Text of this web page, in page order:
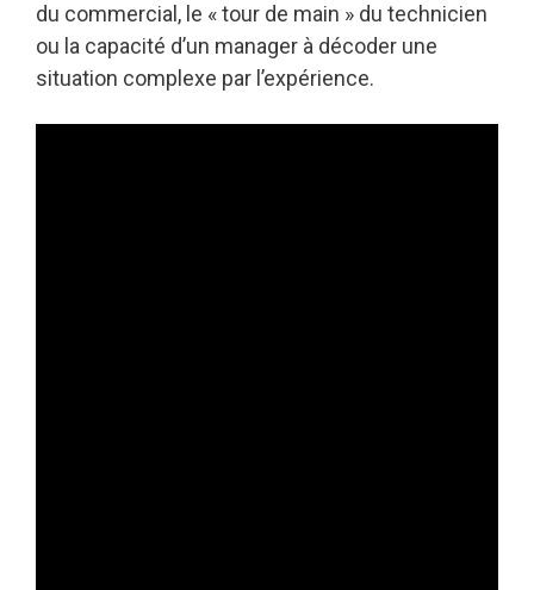
du commercial, le « tour de main » du technicien
ou la capacité d’un manager à décoder une
situation complexe par l’expérience.